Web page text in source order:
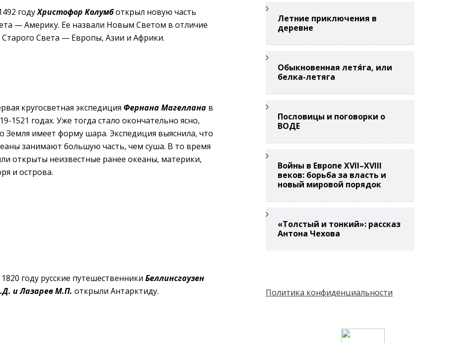
годуХристофор Колумботкрыл новую часть
— Америку. Ее назвали Новым Светом в отличие
Старого Света — Европы, Азии и Африки.
кругосветная экспедиция Фернана Магелланав
1521 годах. Уже тогда стало окончательно ясно,
Земля имеет форму шара. Экспедиция выяснила, что
занимают большую часть, чем суша. В то время
открыты неизвестные ранее океаны, материки,
и острова.
году русские путешественникиБеллинсгаузен
и Лазарев М.П. открыли Антарктиду.
Летние приключения в
деревне
Обыкновенная летя́га, или
белка-летяга
Пословицы и поговорки о
ВОДЕ
Войны в Европе XVII–XVIII
веков: борьба за власть и
новый мировой порядок
«Толстый и тонкий»: рассказ
Антона Чехова
Политика конфиденциальности